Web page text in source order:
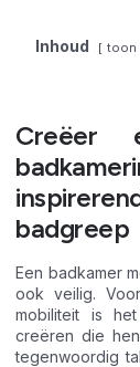
Inhoud toon
Creëer
badgreep
Een badkamer
ook veilig.
mobiliteit is
creëren die
tegenwoordig